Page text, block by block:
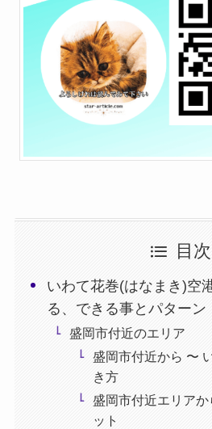
目次
いわて花巻(はなまき)空
る、できる事とパターン
盛岡市付近のエリア
盛岡市付近から 〜
き方
盛岡市付近エリア
ット